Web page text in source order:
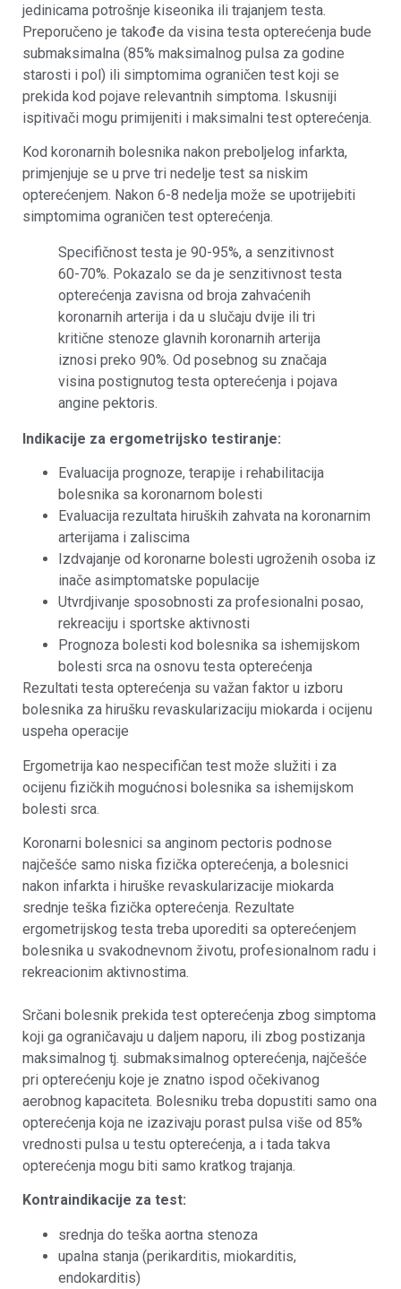
jedinicama potrošnje kiseonika ili trajanjem testa.
Preporučeno je takođe da visina testa opterećenja bude
submaksimalna (85% maksimalnog pulsa za godine
starosti i pol) ili simptomima ograničen test koji se
prekida kod pojave relevantnih simptoma. Iskusniji
ispitivači mogu primijeniti i maksimalni test opterećenja.
Kod koronarnih bolesnika nakon preboljelog infarkta,
primjenjuje se u prve tri nedelje test sa niskim
opterećenjem. Nakon 6-8 nedelja može se upotrijebiti
simptomima ograničen test opterećenja.
Specifičnost testa je 90-95%, a senzitivnost
60-70%. Pokazalo se da je senzitivnost testa
opterećenja zavisna od broja zahvaćenih
koronarnih arterija i da u slučaju dvije ili tri
kritične stenoze glavnih koronarnih arterija
iznosi preko 90%. Od posebnog su značaja
visina postignutog testa opterećenja i pojava
angine pektoris.
Indikacije za ergometrijsko testiranje:
Evaluacija prognoze, terapije i rehabilitacija
bolesnika sa koronarnom bolesti
Evaluacija rezultata hiruških zahvata na koronarnim
arterijama i zaliscima
Izdvajanje od koronarne bolesti ugroženih osoba iz
inače asimptomatske populacije
Utvrdjivanje sposobnosti za profesionalni posao,
rekreaciju i sportske aktivnosti
Prognoza bolesti kod bolesnika sa ishemijskom
bolesti srca na osnovu testa opterećenja
Rezultati testa opterećenja su važan faktor u izboru
bolesnika za hirušku revaskularizaciju miokarda i ocijenu
uspeha operacije
Ergometrija kao nespecifičan test može služiti i za
ocijenu fizičkih mogućnosi bolesnika sa ishemijskom
bolesti srca.
Koronarni bolesnici sa anginom pectoris podnose
najčešće samo niska fizička opterećenja, a bolesnici
nakon infarkta i hiruške revaskularizacije miokarda
srednje teška fizička opterećenja. Rezultate
ergometrijskog testa treba uporediti sa opterećenjem
bolesnika u svakodnevnom životu, profesionalnom radu i
rekreacionim aktivnostima.
Srčani bolesnik prekida test opterećenja zbog simptoma
koji ga ograničavaju u daljem naporu, ili zbog postizanja
maksimalnog tj. submaksimalnog opterećenja, najčešće
pri opterećenju koje je znatno ispod očekivanog
aerobnog kapaciteta. Bolesniku treba dopustiti samo ona
opterećenja koja ne izazivaju porast pulsa više od 85%
vrednosti pulsa u testu opterećenja, a i tada takva
opterećenja mogu biti samo kratkog trajanja.
Kontraindikacije za test:
srednja do teška aortna stenoza
upalna stanja (perikarditis, miokarditis,
endokarditis)